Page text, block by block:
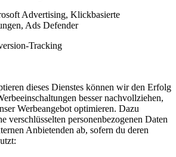
Advertising, Klickbasierte
Ads Defender
Tracking
dieses Dienstes können wir den Erfolg
besser nachvollziehen,
Werbeangebot optimieren. Dazu
verschlüsselten personenbezogenen Daten
Anbietenden ab, sofern du deren